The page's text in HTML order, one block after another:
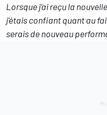
Lorsque j'ai reçu la
j'étais confiant quant au
serais de nouveau